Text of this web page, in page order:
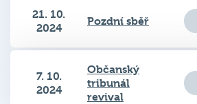
21. 10.
2024
Pozdní sběř
7. 10.
2024
Občanský
tribunál
revival